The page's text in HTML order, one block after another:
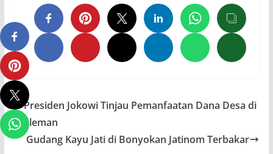
Presiden Jokowi Tinjau Pemanfaatan Dana Desa di
Sleman
Gudang Kayu Jati di Bonyokan Jatinom Terbakar